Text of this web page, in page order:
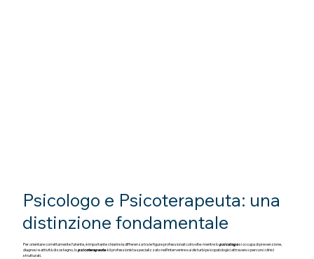
Psicologo e Psicoterapeuta: una
distinzione fondamentale
Per orientare correttamente l’utente, è importante chiarire la differenza tra le figure professionali coinvolte: mentre lopsicologosi occupa di prevenzione,
diagnosi e attività di sostegno, lopsicoterapeutaè il professionista specializzato nell'intervenire sui disturbi psicopatologici attraverso percorsi clinici
strutturati.